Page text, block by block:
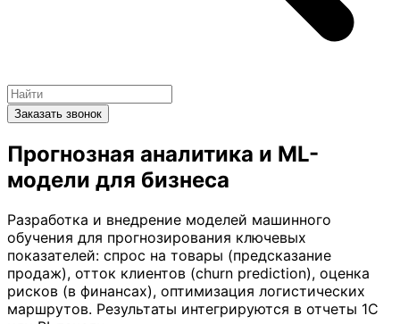
Заказать звонок
Прогнозная аналитика и ML-
модели для бизнеса
Разработка и внедрение моделей машинного
обучения для прогнозирования ключевых
показателей: спрос на товары (предсказание
продаж), отток клиентов (churn prediction), оценка
рисков (в финансах), оптимизация логистических
маршрутов. Результаты интегрируются в отчеты 1С